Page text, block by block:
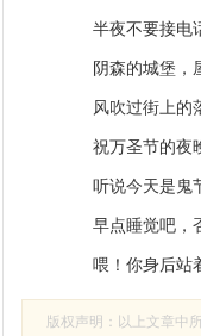
半夜不要接电话
阴森的城堡，屋
风吹过街上的落
祝万圣节的夜晚
听说今天是鬼节
早点睡觉吧，否
喂！你身后站着
版权声明：以上文章中